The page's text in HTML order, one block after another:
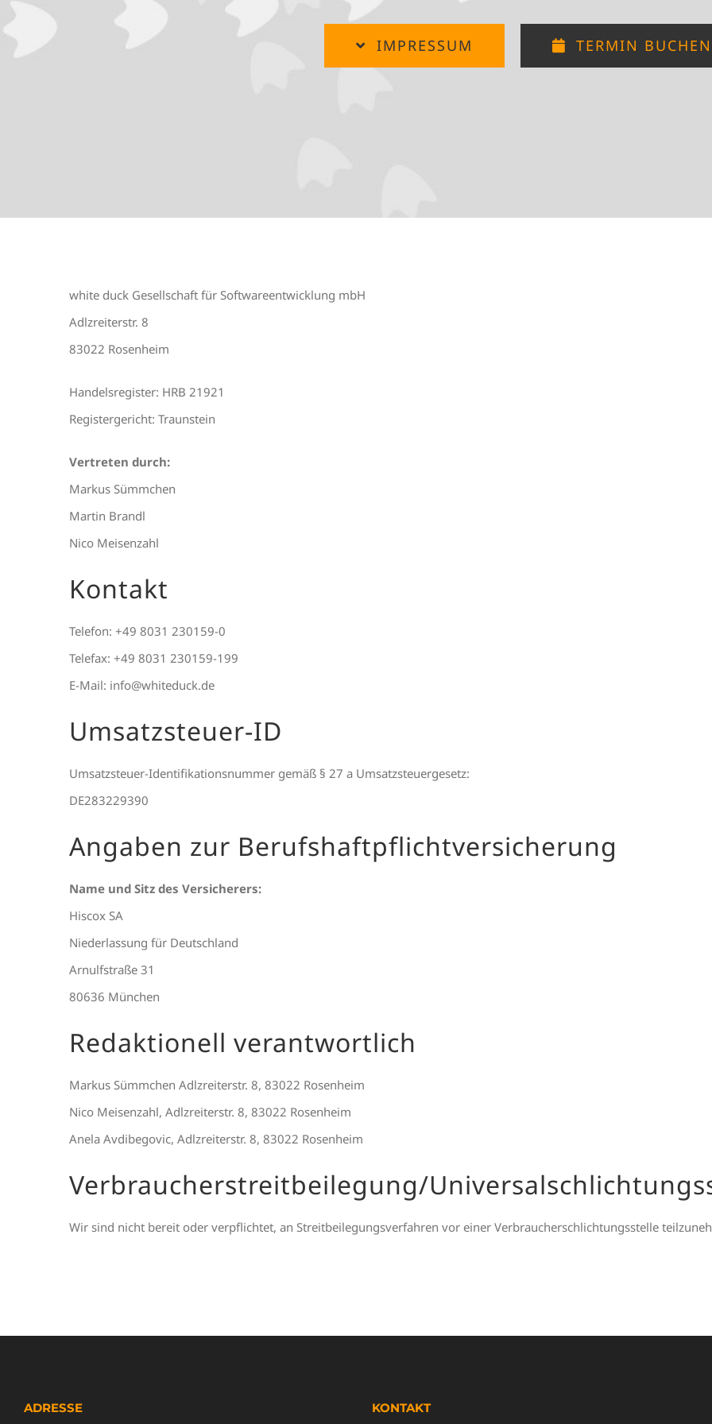
IMPRESSUM TERMIN BUCHEN
white duck Gesellschaft für Softwareentwicklung mbH
Adlzreiterstr. 8
83022 Rosenheim
Handelsregister: HRB 21921
Registergericht: Traunstein
Vertreten durch:
Markus Sümmchen
Martin Brandl
Nico Meisenzahl
Kontakt
Telefon: +49 8031 230159-0
Telefax: +49 8031 230159-199
E-Mail: info@whiteduck.de
Umsatzsteuer-ID
Umsatzsteuer-Identifikationsnummer gemäß § 27 a Umsatzsteuergesetz:
DE283229390
Angaben zur Berufs­haftpflicht­versicherung
Name und Sitz des Versicherers:
Hiscox SA
Niederlassung für Deutschland
Arnulfstraße 31
80636 München
Redaktionell verantwortlich
Markus Sümmchen Adlzreiterstr. 8, 83022 Rosenheim
Nico Meisenzahl, Adlzreiterstr. 8, 83022 Rosenheim
Anela Avdibegovic, Adlzreiterstr. 8, 83022 Rosenheim
Verbraucher­streit­beilegung/
Wir sind nicht bereit oder verpflichtet, an Streitbeilegungsverfahren vor einer Verbraucherschlichtungsstelle
ADRESSE KONTAKT